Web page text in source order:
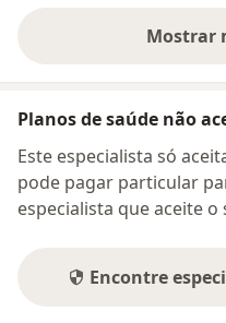
Mostrar
Planos de saúde não
Este especialista só
pode pagar particular
especialista que aceite o
Encontre